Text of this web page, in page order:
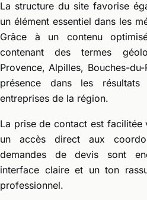
La structure du site favorise
un élément essentiel dans les
Grâce à un contenu
contenant des termes
Provence, Alpilles, Bouches-
présence dans les
entreprises de la région.
La prise de contact est
un accès direct aux
demandes de devis sont
interface claire et un ton
professionnel.